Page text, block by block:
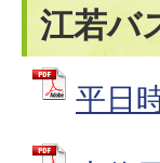
江若バ
平日